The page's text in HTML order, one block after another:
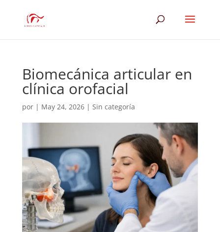
Biomecánica articular en
clínica orofacial
por | May 24, 2026| Sin categoría